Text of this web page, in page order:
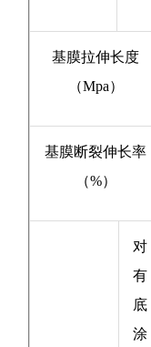
基膜拉伸长度
（Mpa）
基膜断裂伸长率
（%）
对
有
底
涂